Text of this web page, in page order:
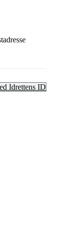
Idrettens ID